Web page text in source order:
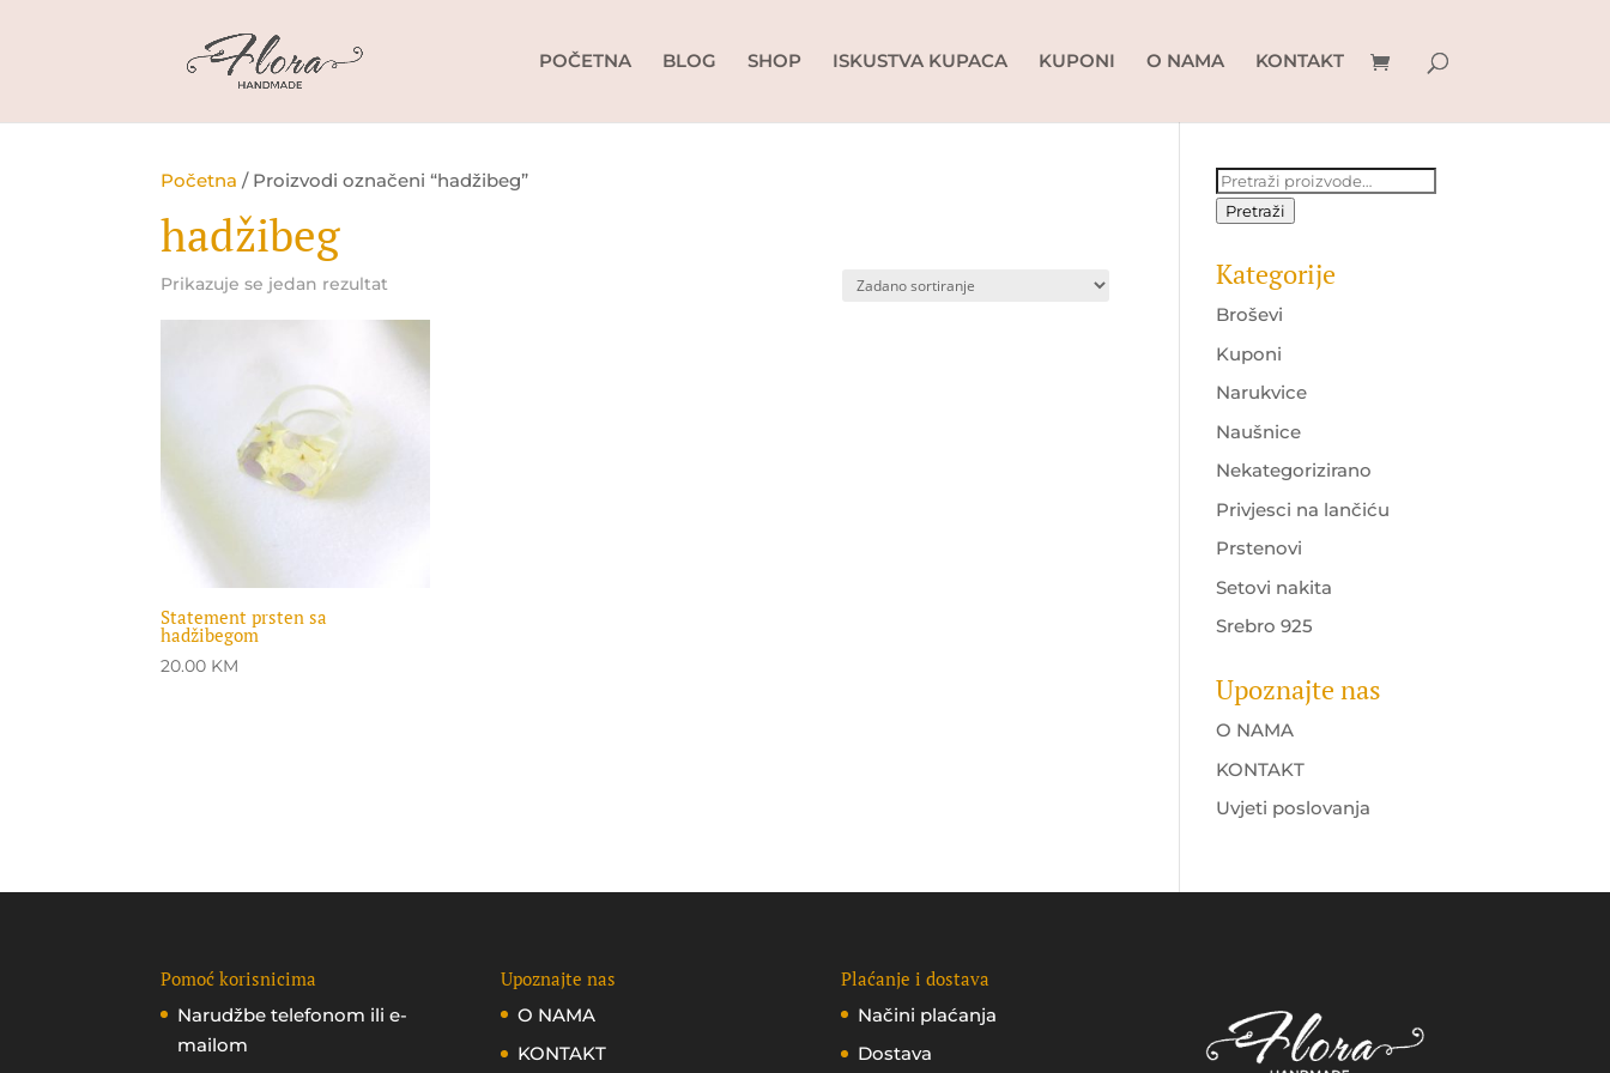
POČETNA BLOG SHOP ISKUSTVA KUPACA KUPONI O NAMA KONTAKT
Početna / Proizvodi označeni “hadžibeg”
hadžibeg
Prikazuje se jedan rezultat
Statement prsten sa
hadžibegom
20.00 KM
Pretraži:
Pretraži
Kategorije
Broševi
Kuponi
Narukvice
Naušnice
Nekategorizirano
Privjesci na lančiću
Prstenovi
Setovi nakita
Srebro 925
Upoznajte nas
O NAMA
KONTAKT
Uvjeti poslovanja
Pomoć korisnicima
Narudžbe telefonom ili e-
mailom
Upoznajte nas
O NAMA
KONTAKT
Plaćanje i dostava
Načini plaćanja
Dostava